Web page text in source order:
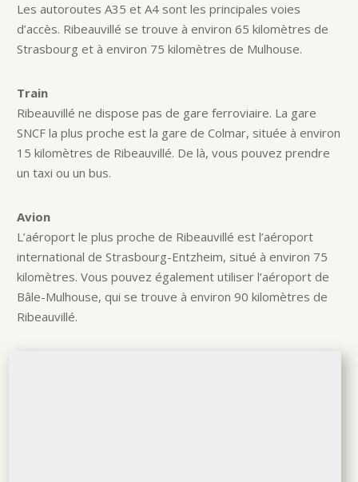
Les autoroutes A35 et A4 sont les principales voies
d’accès. Ribeauvillé se trouve à environ 65 kilomètres de
Strasbourg et à environ 75 kilomètres de Mulhouse.
Train
Ribeauvillé ne dispose pas de gare ferroviaire. La gare
SNCF la plus proche est la gare de Colmar, située à environ
15 kilomètres de Ribeauvillé. De là, vous pouvez prendre
un taxi ou un bus.
Avion
L’aéroport le plus proche de Ribeauvillé est l’aéroport
international de Strasbourg-Entzheim, situé à environ 75
kilomètres. Vous pouvez également utiliser l’aéroport de
Bâle-Mulhouse, qui se trouve à environ 90 kilomètres de
Ribeauvillé.